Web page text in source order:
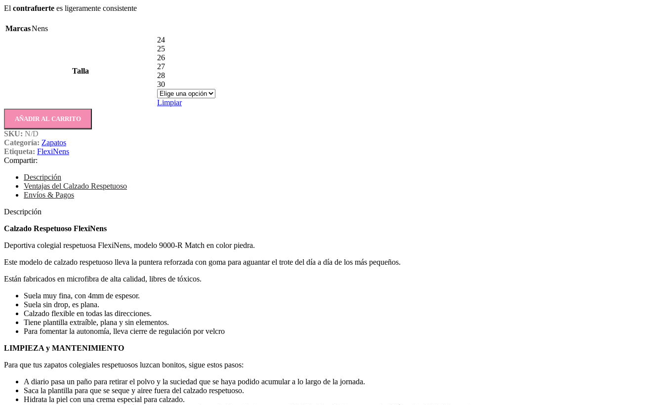
El contrafuerte es ligeramente consistente
MarcasNens
Talla
24
25
26
27
28
30
Limpiar
AÑADIR AL CARRITO
SKU: N/D
Categoría: Zapatos
Etiqueta: FlexiNens
Compartir:
Descripción
Ventajas del Calzado Respetuoso
Envíos & Pagos
Descripción
Calzado Respetuoso FlexiNens
Deportiva colegial respetuosa FlexiNens, modelo 9000-R Match en color piedra.
Este modelo de calzado respetuoso lleva la puntera reforzada con goma para aguantar el trote del día a día de los más pequeños.
Están fabricados en microfibra de alta calidad, libres de tóxicos.
Suela muy fina, con 4mm de espesor.
Suela sin drop, es plana.
Calzado flexible en todas las direcciones.
Tiene plantilla extraíble, plana y sin elementos.
Para fomentar la autonomía, lleva cierre de regulación por velcro
LIMPIEZA y MANTENIMIENTO
Para que tus zapatos colegiales respetuosos luzcan bonitos, sigue estos pasos:
A diario pasa un paño para retirar el polvo y la suciedad que se haya podido acumular a lo largo de la jornada.
Saca la plantilla para que se seque y airee fuera del calzado respetuoso.
Hidrata la piel con una crema especial para calzado.